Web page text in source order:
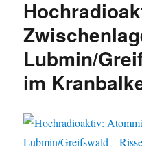
Lubmin/
im